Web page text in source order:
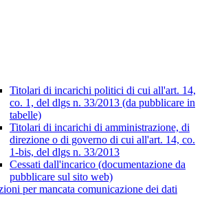
Titolari di incarichi politici di cui all'art. 14,
co. 1, del dlgs n. 33/2013 (da pubblicare in
tabelle)
Titolari di incarichi di amministrazione, di
direzione o di governo di cui all'art. 14, co.
1-bis, del dlgs n. 33/2013
Cessati dall'incarico (documentazione da
pubblicare sul sito web)
per mancata comunicazione dei dati